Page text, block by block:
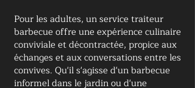
Pour les adultes, un service traiteur
barbecue offre une expérience culinaire
conviviale et décontractée, propice aux
échanges et aux conversations entre les
convives. Qu'il s'agisse d'un barbecue
informel dans le jardin ou d'une